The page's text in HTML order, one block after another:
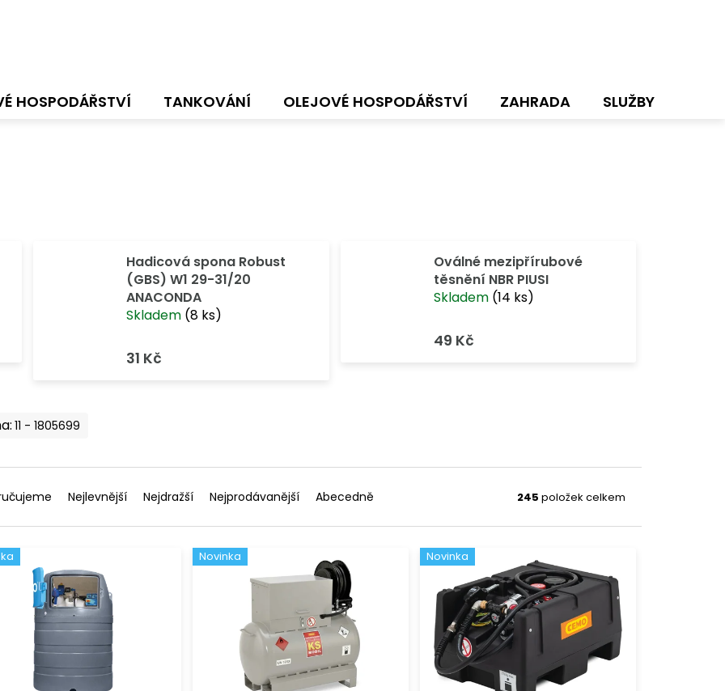
HOSPODÁŘSTVÍ TANKOVÁNÍ OLEJOVÉ HOSPODÁŘSTVÍ ZAHRADA SLUŽBY
Hadicová spona Robust
(GBS) W1 29-31/20
ANACONDA
Skladem (8 ks)
31 Kč
Oválné mezipřírubové
těsnění NBR PIUSI
Skladem (14 ks)
49 Kč
11 1805699
Nejlevnější Nejdražší Nejprodávanější Abecedně 245 položek celkem
Novinka Novinka